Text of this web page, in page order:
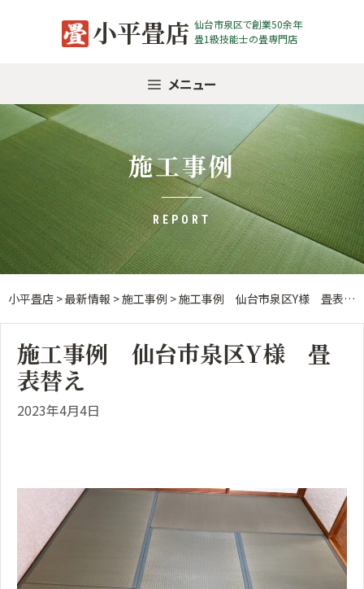
小平畳店 仙台市泉区で創業50余年
畳1級技能士の畳専門店
メニュー
施工事例
REPORT
小平畳店 >最新情報 >施工事例 >施工事例 仙台市泉区Y様 畳表替え
施工事例 仙台市泉区Y様 畳
表替え
2023年4月4日